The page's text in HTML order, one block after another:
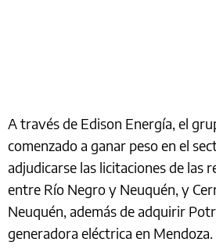
A través de Edison Energía, el
comenzado a ganar peso en el
adjudicarse las licitaciones de las
entre Río Negro y Neuquén, y
Neuquén, además de adquirir
generadora eléctrica en Mendoza.